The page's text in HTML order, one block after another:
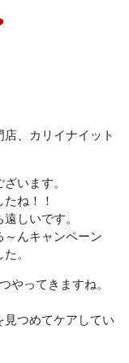
ース70分✨広島若返
ス70分
教室
、カリイナイット
います。
ね！！
しいです。
～んキャンペーン
。
やってきますね。
つめてケアしてい